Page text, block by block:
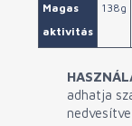
Magas
aktivitás
138g
adhatja